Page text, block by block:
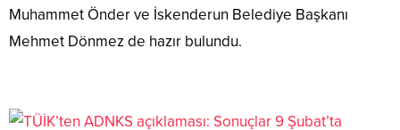
Muhammet Önder ve İskenderun Belediye Başkanı
Mehmet Dönmez de hazır bulundu.